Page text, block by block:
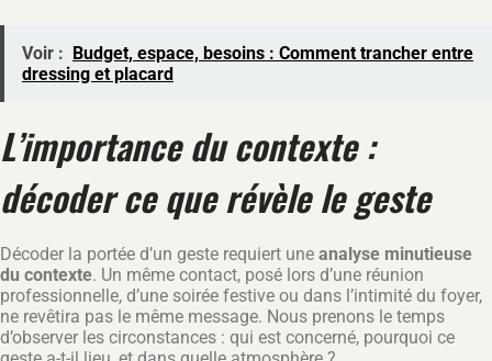
Voir : Budget, espace, besoins : Comment trancher entre
dressing et placard
L’importance du contexte :
décoder ce que révèle le geste
Décoder la portée d’un geste requiert une analyse minutieuse
du contexte. Un même contact, posé lors d’une réunion
professionnelle, d’une soirée festive ou dans l’intimité du foyer,
ne revêtira pas le même message. Nous prenons le temps
d’observer les circonstances : qui est concerné, pourquoi ce